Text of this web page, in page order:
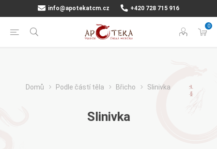
info@apotekatcm.cz +420 728 715 916
0
Domů Podle částí těla Břicho Slinivka
Slinivka